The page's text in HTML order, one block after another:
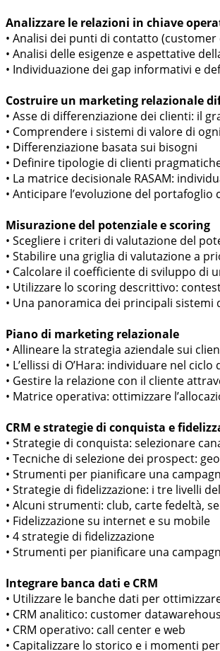
Analizzare le relazioni in chiave
• Analisi dei punti di contatto
• Analisi delle esigenze e aspettative
• Individuazione dei gap informativi e
Costruire un marketing relazionale
• Asse di differenziazione dei clienti: il
• Comprendere i sistemi di valore di
• Differenziazione basata sui bisogni
• Definire tipologie di clienti
• La matrice decisionale RASAM:
• Anticipare l’evoluzione del portafoglio
Misurazione del potenziale e scoring
• Scegliere i criteri di valutazione del
• Stabilire una griglia di valutazione a
• Calcolare il coefficiente di sviluppo di
• Utilizzare lo scoring descrittivo:
• Una panoramica dei principali
Piano di marketing relazionale
• Allineare la strategia aziendale sui
• L’ellissi di O’Hara: individuare nel
• Gestire la relazione con il cliente
• Matrice operativa: ottimizzare
CRM e strategie di conquista e
• Strategie di conquista: selezionare
• Tecniche di selezione dei prospect:
• Strumenti per pianificare una
• Strategie di fidelizzazione: i tre livelli
• Alcuni strumenti: club, carte fedeltà,
• Fidelizzazione su internet e su mobile
• 4 strategie di fidelizzazione
• Strumenti per pianificare una
Integrare banca dati e CRM
• Utilizzare le banche dati per
• CRM analitico: customer
• CRM operativo: call center e web
• Capitalizzare lo storico e i momenti